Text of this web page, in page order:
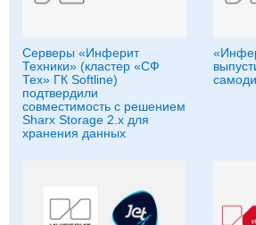
Серверы «Инферит
Техники» (кластер «СФ
Тех» ГК Softline)
подтвердили
совместимость с решением
Sharx Storage 2.x для
хранения данных